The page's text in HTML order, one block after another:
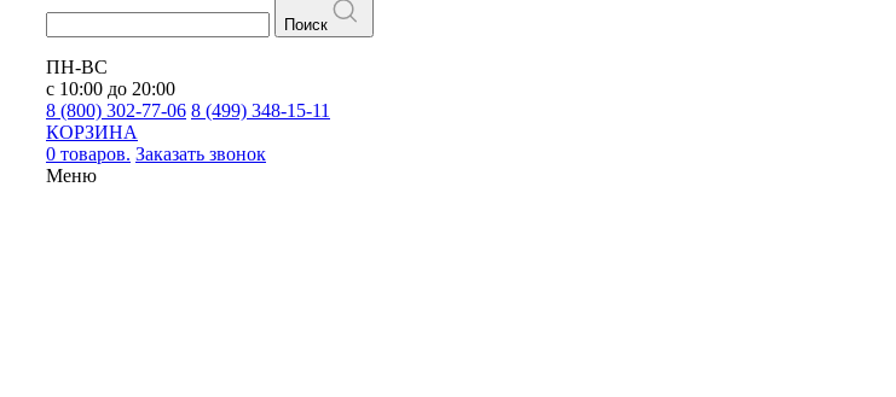
Поиск
ПН-ВС
с 10:00 до 20:00
8 (800) 302-77-06 8 (499) 348-15-11
КОРЗИНА
0 товаров. Заказать звонок
Меню